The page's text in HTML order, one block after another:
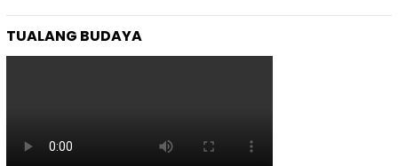
TUALANG BUDAYA